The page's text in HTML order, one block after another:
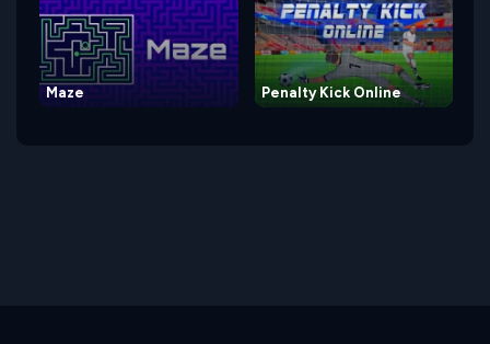
Maze Penalty Kick Online